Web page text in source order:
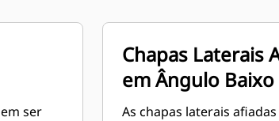
ser
Chapas Laterais
em Ângulo Baixo
As chapas laterais